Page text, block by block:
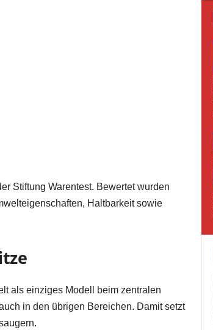
Stiftung Warentest. Bewertet wurden
Haltbarkeit sowie
als einziges Modell beim zentralen
in den übrigen Bereichen. Damit setzt